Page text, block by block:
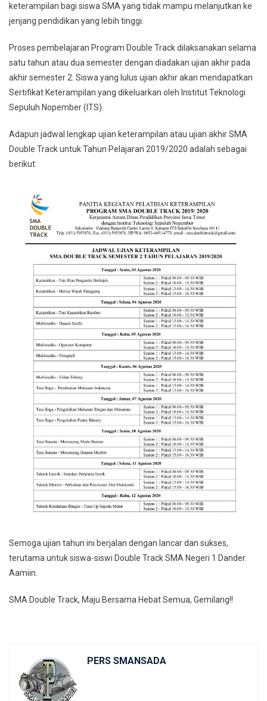
keterampilan bagi siswa SMA yang tidak mampu melanjutkan ke
jenjang pendidikan yang lebih tinggi.
Proses pembelajaran Program Double Track dilaksanakan selama
satu tahun atau dua semester dengan diadakan ujian akhir pada
akhir semester 2. Siswa yang lulus ujian akhir akan mendapatkan
Sertifikat Keterampilan yang dikeluarkan oleh Institut Teknologi
Sepuluh Nopember (ITS).
Adapun jadwal lengkap ujian keterampilan atau ujian akhir SMA
Double Track untuk Tahun Pelajaran 2019/2020 adalah sebagai
berikut:
Semoga ujian tahun ini berjalan dengan lancar dan sukses,
terutama untuk siswa-siswi Double Track SMA Negeri 1 Dander.
Aamiin.
SMA Double Track, Maju Bersama Hebat Semua, Gemilang!!
PERS SMANSADA